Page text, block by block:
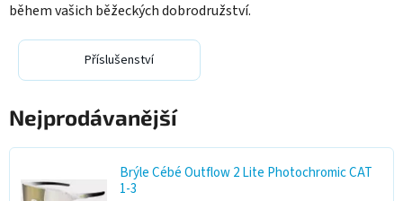
během vašich běžeckých dobrodružství.
Příslušenství
Nejprodávanější
Brýle Cébé Outflow 2 Lite Photochromic CAT
1-3